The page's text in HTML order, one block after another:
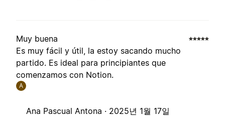
Muy buena
Es muy fácil y útil, la estoy sacando mucho
partido. Es ideal para principiantes que
comenzamos con Notion.
A
Ana Pascual Antona · 2025년 1월 17일